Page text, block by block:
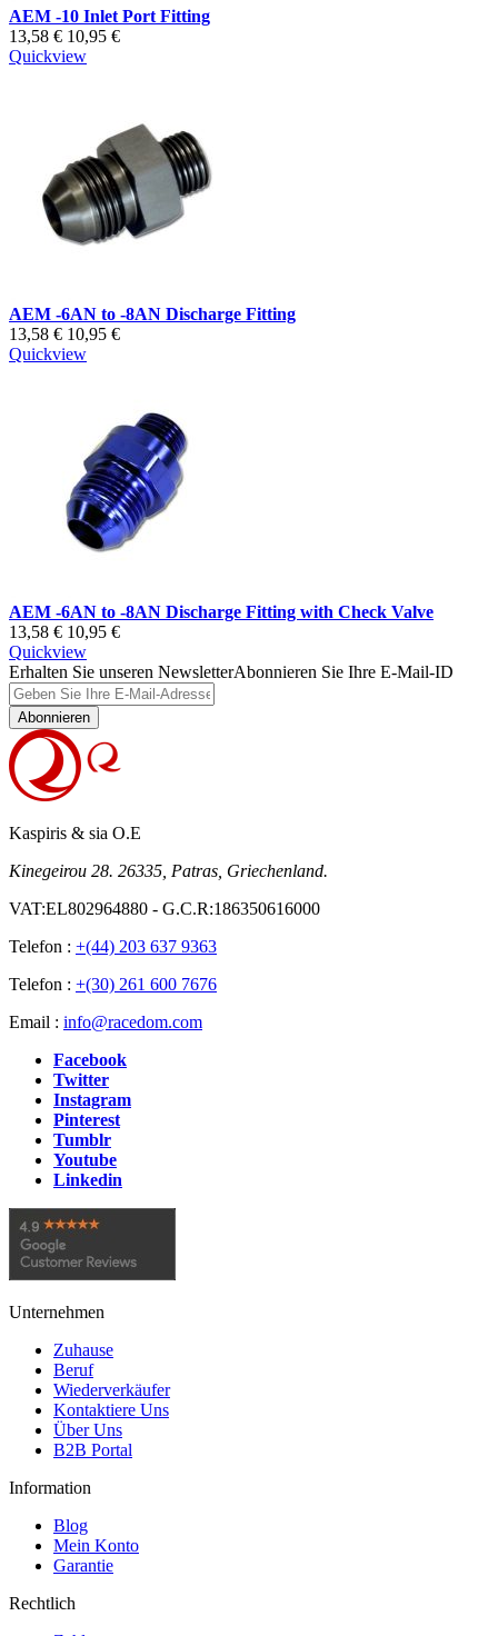
AEM -10 Inlet Port Fitting
13,58 € 10,95 €
Quickview
AEM -6AN to -8AN Discharge Fitting
13,58 € 10,95 €
Quickview
AEM -6AN to -8AN Discharge Fitting with Check Valve
13,58 € 10,95 €
Quickview
Erhalten Sie unseren NewsletterAbonnieren Sie Ihre E-Mail-ID
Abonnieren
Kaspiris & sia O.E
Kinegeirou 28. 26335, Patras, Griechenland.
VAT:EL802964880 - G.C.R:186350616000
Telefon : +(44) 203 637 9363
Telefon : +(30) 261 600 7676
Email : info@racedom.com
Facebook
Twitter
Instagram
Pinterest
Tumblr
Youtube
Linkedin
Unternehmen
Zuhause
Beruf
Wiederverkäufer
Kontaktiere Uns
Über Uns
B2B Portal
Information
Blog
Mein Konto
Garantie
Rechtlich